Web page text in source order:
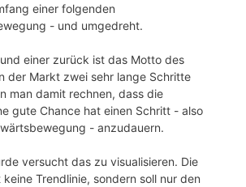
einer folgenden
- und umgedreht.
einer zurück ist das Motto des
der Markt zwei sehr lange Schritte
man damit rechnen, dass die
gute Chance hat einen Schritt - also
- anzudauern.
versucht das zu visualisieren. Die
Trendlinie, sondern soll nur den